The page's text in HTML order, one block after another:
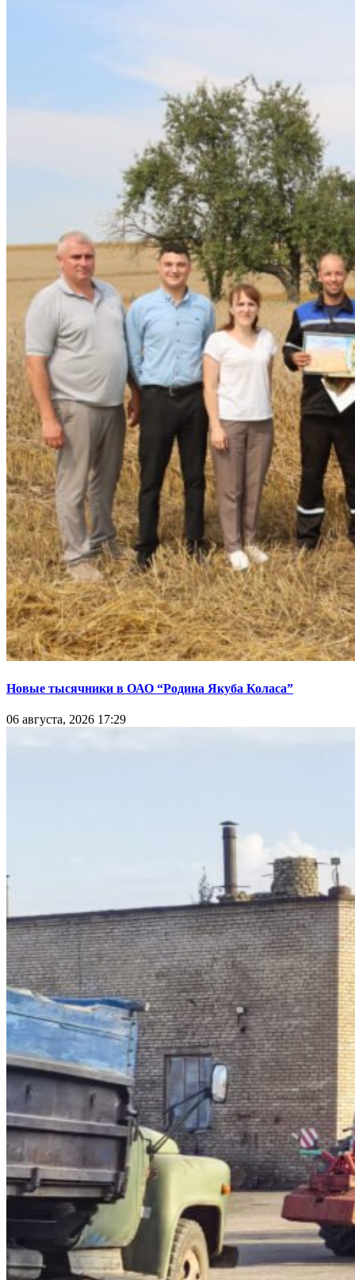
Новые тысячники в ОАО “Родина Якуба Коласа”
06 августа, 2026 17:29